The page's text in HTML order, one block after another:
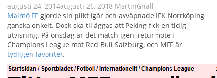
augusti 24, 2014augusti 26, 2018 MartinGnäll
Malmö FF gjorde sin plikt igår och avväpnade IFK Norrköping
ganska enkelt. Dock ska tilläggas att Peking fick en tidig
utvisning. På onsdag är det match igen, returmöte i
Champions League mot Red Bull Salzburg, och MFF är
tydligen favoriter.